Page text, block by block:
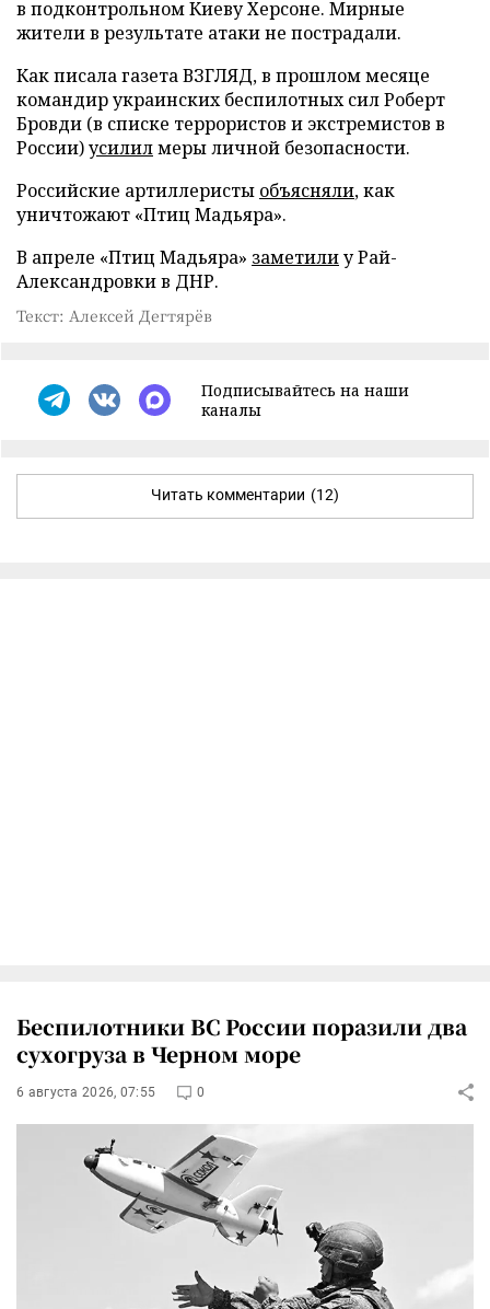
в подконтрольном Киеву Херсоне. Мирные
жители в результате атаки не пострадали.
Как писала газета ВЗГЛЯД, в прошлом месяце
командир украинских беспилотных сил Роберт
Бровди (в списке террористов и экстремистов в
России)усилилмеры личной безопасности.
Российские артиллеристы объясняли, как
уничтожают «Птиц Мадьяра».
В апреле «Птиц Мадьяра» заметилиу Рай-
Александровки в ДНР.
Текст: Алексей Дегтярёв
Подписывайтесь на наши
каналы
Читать комментарии (12)
Беспилотники ВС России поразили два
сухогруза в Черном море
6 августа 2026, 07:55 0